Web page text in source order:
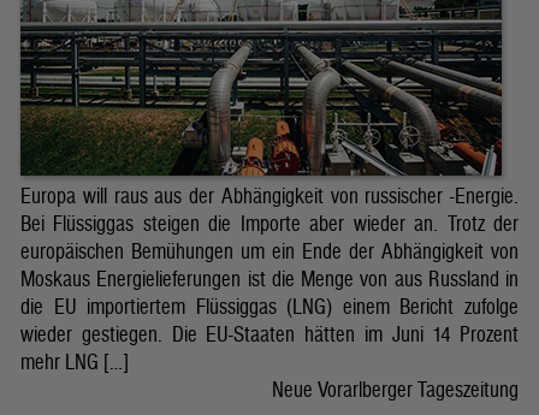
Europa will raus aus der Abhängigkeit von russischer -Energie.
Bei Flüssiggas steigen die Importe aber wieder an. Trotz der
europäischen Bemühungen um ein Ende der Abhängigkeit von
Moskaus Energielieferungen ist die Menge von aus Russland in
die EU importiertem Flüssiggas (LNG) einem Bericht zufolge
wieder gestiegen. Die EU-Staaten hätten im Juni 14 Prozent
mehr LNG […]
Neue Vorarlberger Tageszeitung